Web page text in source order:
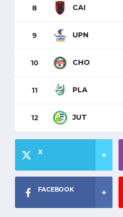
8 CAI
9 UPN
10 CHO
11 PLA
12 JUT
X
FACEBOOK